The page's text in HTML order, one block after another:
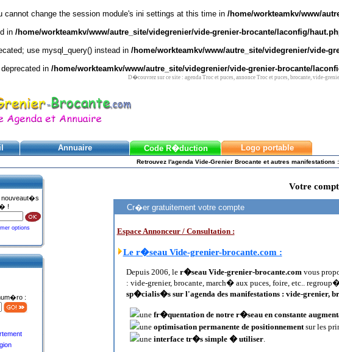
cannot change the session module's ini settings at this time in /home/workteamkv/www/
in /home/workteamkv/www/autre_site/videgrenier/vide-grenier-brocante/laconfig/
use mysql_query() instead in /home/workteamkv/www/autre_site/videgrenier/vide-
in /home/workteamkv/www/autre_site/videgrenier/vide-grenier-brocante/
D�couvrez sur ce site : agenda Troc et puces, annonce Troc et puces, brocante, vide-
Annuaire Code R�duction Logo portable
Retrouvez l'agenda Vide-Grenier Brocante et autres manifestations
Votre
Cr�er gratuitement votre compte
Espace Annonceur / Consultation :
Le r�seau Vide-grenier-brocante.com :
Depuis 2006, le r�seau Vide-grenier-brocante.comvous
: vide-grenier, brocante, march� aux puces, foire, etc..
sp�cialis�s sur l'agenda des manifestations : vide-grenier,
une fr�quentation de notre r�seau en constante
une optimisation permanente de positionnementsur les
une interface tr�s simple � utiliser.
nouveaut�s
!
options
: